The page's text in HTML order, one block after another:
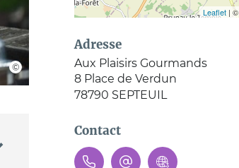
Leaflet| ©
Adresse
Aux Plaisirs Gourmands
8 Place de Verdun
78790 SEPTEUIL
Contact